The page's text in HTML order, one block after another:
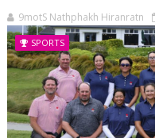
9motS Nathphakh Hiranratn
SPORTS